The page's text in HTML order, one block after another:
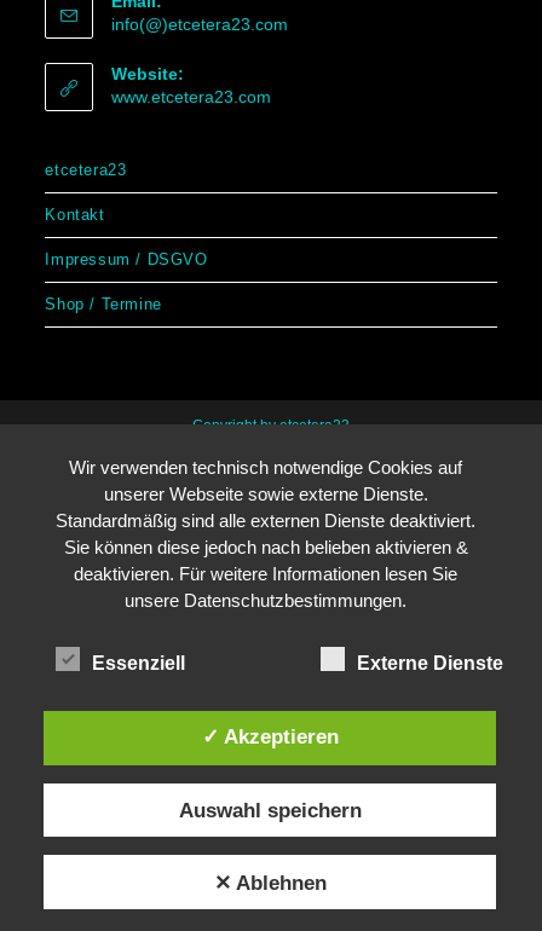
info(@)etcetera23.com
Website:
www.etcetera23.com
etcetera23
Kontakt
Impressum / DSGVO
Shop / Termine
Copyright by etcetera23
Wir verwenden technisch notwendige Cookies auf
unserer Webseite sowie externe Dienste.
Standardmäßig sind alle externen Dienste deaktiviert.
Sie können diese jedoch nach belieben aktivieren &
deaktivieren. Für weitere Informationen lesen Sie
unsere Datenschutzbestimmungen.
Essenziell Externe Dienste
✓ Akzeptieren
Auswahl speichern
✕ Ablehnen